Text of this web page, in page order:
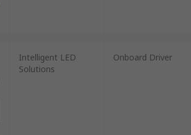
Intelligent LED
Solutions
Onboard Driver